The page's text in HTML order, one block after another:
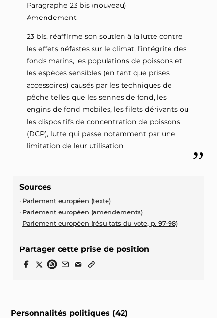
Personnalités politiques (42)
Paragraphe 23 bis (nouveau)
Amendement
23 bis. réaffirme son soutien à la lutte contre
les effets néfastes sur le climat, l’intégrité des
fonds marins, les populations de poissons et
les espèces sensibles (en tant que prises
accessoires) causés par les techniques de
pêche telles que les sennes de fond, les
engins de fond mobiles, les filets dérivants ou
les dispositifs de concentration de poissons
(DCP), lutte qui passe notamment par une
limitation de leur utilisation
Sources
Parlement européen (texte)
Parlement européen (amendements)
Parlement européen (résultats du vote, p. 97-98)
Partager cette prise de position